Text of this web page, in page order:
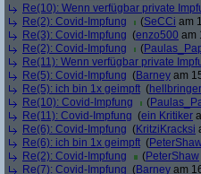
Re(10): Wenn verfügbar private
Re(2): Covid-Impfung
(SeCCi am
Re(3): Covid-Impfung (enzo500 am
Re(2): Covid-Impfung
(
Re(11): Wenn verfügbar private
Re(5): Covid-Impfung (Barney am
Re(5): ich bin 1x geimpft (hellbringer
Re(10): Covid-Impfung
(
Re(11): Covid-Impfung (ein Kritiker
Re(6): Covid-Impfung (KritziKracksi
Re(6): ich bin 1x geimpft (
Re(2): Covid-Impfung
(PeterShaw
Re(7): Covid-Impfung (Barney am